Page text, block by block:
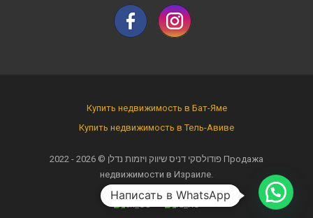
Купить недвижимость в Бат-Яме
Купить недвижимость в Тель-Авиве
2022 - 2026 ©
Продажа
недвижимости в Израиле.
Написать в WhatsApp